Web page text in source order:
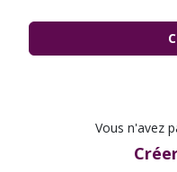
Vous n'avez